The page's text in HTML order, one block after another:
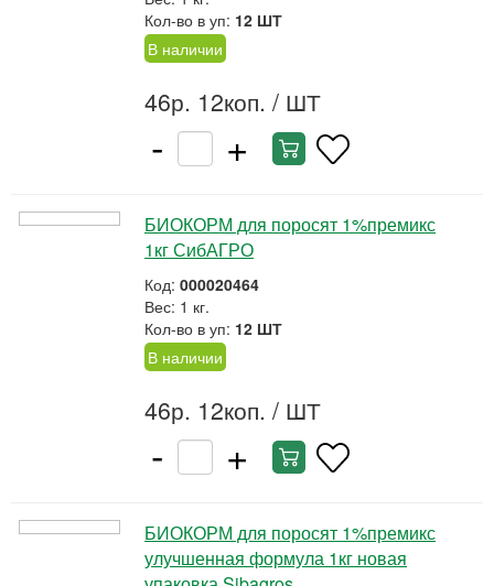
Кол-во в уп: 12 ШТ
В наличии
46р. 12коп. / ШТ
- +
БИОКОРМ для поросят 1%премикс
1кг СибАГРО
Код: 000020464
Вес: 1 кг.
Кол-во в уп: 12 ШТ
В наличии
46р. 12коп. / ШТ
- +
БИОКОРМ для поросят 1%премикс
улучшенная формула 1кг новая